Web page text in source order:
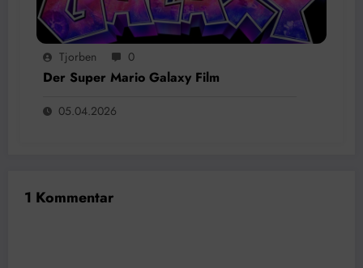
Tjorben 0
Der Super Mario Galaxy Film
05.04.2026
1 Kommentar